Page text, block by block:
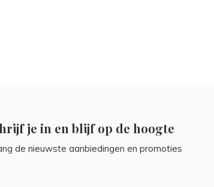
je in en blijf op de hoogte
de nieuwste aanbiedingen en promoties